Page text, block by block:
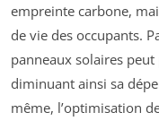
empreinte carbone,
de vie des occupants.
panneaux solaires
diminuant ainsi sa
même, l’optimisation